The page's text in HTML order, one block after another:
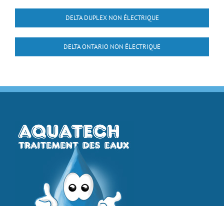
DELTA DUPLEX NON ÉLECTRIQUE
DELTA ONTARIO NON ÉLECTRIQUE